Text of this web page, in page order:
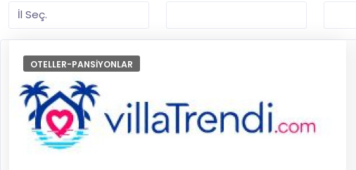
OTELLER-PANSIYONLAR